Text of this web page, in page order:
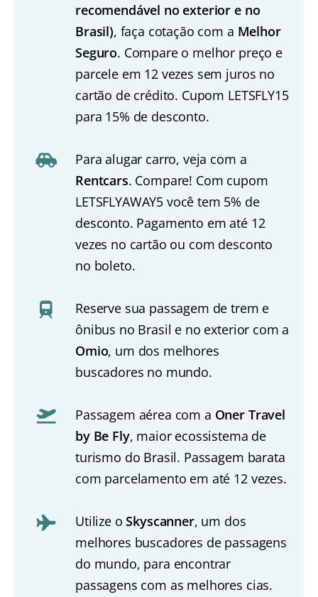
recomendável no exterior e no
Brasil), faça cotação com a Melhor
Seguro. Compare o melhor preço e
parcele em 12 vezes sem juros no
cartão de crédito. Cupom LETSFLY15
para 15% de desconto.
Para alugar carro, veja com a
Rentcars. Compare! Com cupom
LETSFLYAWAY5 você tem 5% de
desconto. Pagamento em até 12
vezes no cartão ou com desconto
no boleto.
Reserve sua passagem de trem e
ônibus no Brasil e no exterior com a
Omio, um dos melhores
buscadores no mundo.
Passagem aérea com a Oner Travel
by Be Fly, maior ecossistema de
turismo do Brasil. Passagem barata
com parcelamento em até 12 vezes.
Utilize oSkyscanner, um dos
melhores buscadores de passagens
do mundo, para encontrar
passagens com as melhores cias.